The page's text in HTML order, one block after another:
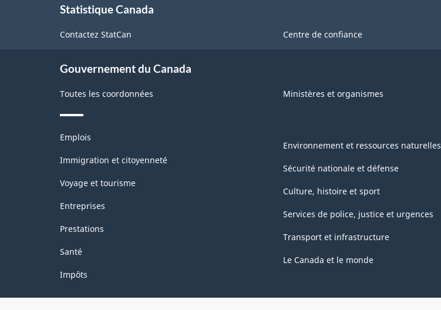
Statistique Canada
Contactez StatCan Centre de confiance
Gouvernement du Canada
Toutes les coordonnées Ministères et organismes
Thèmes
sujets
Emplois
Immigration et citoyenneté
Voyage et tourisme
Entreprises
Prestations
Santé
Impôts
Environnement et ressources naturelles
Sécurité nationale et défense
Culture, histoire et sport
Services de police, justice et urgences
Transport et infrastructure
Le Canada et le monde